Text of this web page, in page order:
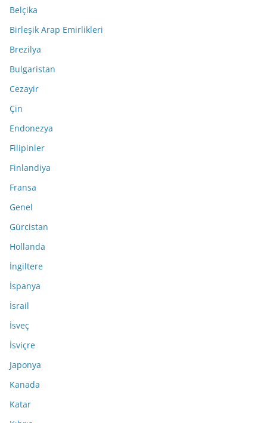
Belçika
Birleşik Arap Emirlikleri
Brezilya
Bulgaristan
Cezayir
Çin
Endonezya
Filipinler
Finlandiya
Fransa
Genel
Gürcistan
Hollanda
İngiltere
İspanya
İsrail
İsveç
İsviçre
Japonya
Kanada
Katar